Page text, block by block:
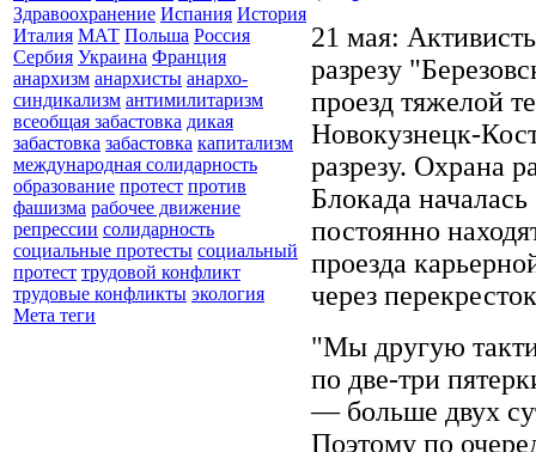
Здравоохранение Испания История
Италия МАТ Польша Россия
Сербия Украина Франция
анархизм анархисты анархо-
синдикализм антимилитаризм
всеобщая забастовка дикая
забастовка забастовка капитализм
международная солидарность
образование протест против
фашизма рабочее движение
репрессии солидарность
социальные протесты социальный
протест трудовой конфликт
трудовые конфликты экология
Мета теги
21 мая:
разрезу
проезд тяжелой
Новокузнецк-
разрезу. Охрана
Блокада
постоянно
проезда
через
"Мы другую
по две-три
— больше двух
Поэтому по